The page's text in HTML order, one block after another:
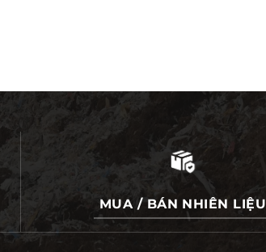
MUA / BÁN NHIÊN LIỆU